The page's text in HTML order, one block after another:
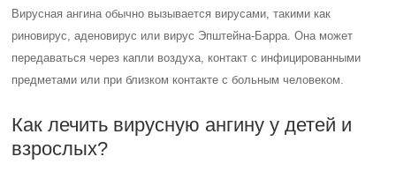
Вирусная ангина обычно вызывается вирусами, такими как
риновирус, аденовирус или вирус Эпштейна-Барра. Она может
передаваться через капли воздуха, контакт с инфицированными
предметами или при близком контакте с больным человеком.
Как лечить вирусную ангину у детей и
взрослых?